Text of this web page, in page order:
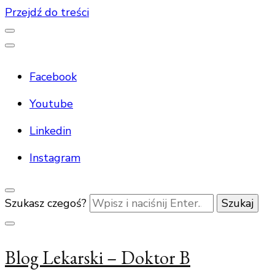
Przejdź do treści
Facebook
Youtube
Linkedin
Instagram
Szukasz czegoś?
Blog Lekarski – Doktor B